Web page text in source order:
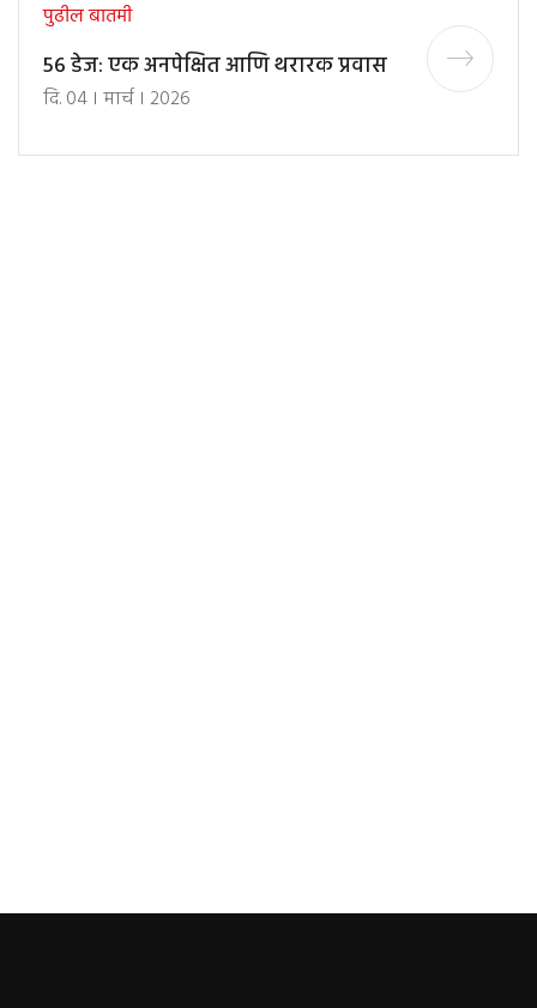
पुढील बातमी
56 डेज: एक अनपेक्षित आणि थरारक प्रवास
दि. 04 । मार्च । 2026